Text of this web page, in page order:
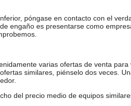
póngase en contacto con el
engaño es presentarse como
varias ofertas de venta
similares, piénselo dos veces.
del precio medio de equipos